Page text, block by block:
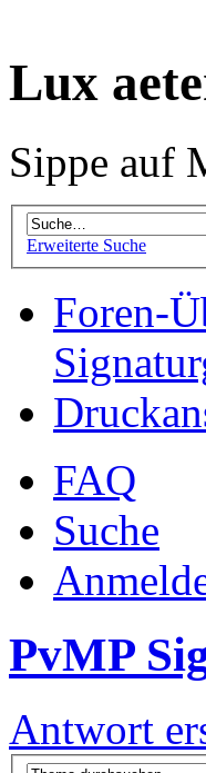
Lux
Sippe auf
Erweiterte Suche
Foren-
FAQ
Suche
PvMP
Antwort